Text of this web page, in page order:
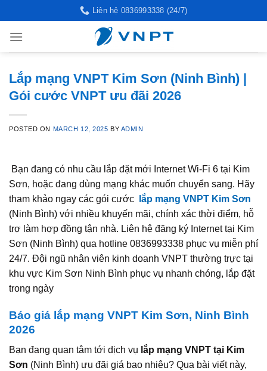
to
content
Liên hệ 0836993338 (24/7)
Lắp mạng VNPT Kim Sơn (Ninh Bình) |
Gói cước VNPT ưu đãi 2026
POSTED ON MARCH 12, 2025 BY ADMIN
Bạn đang có nhu cầu lắp đặt mới Internet Wi-Fi 6 tại Kim
Sơn, hoặc đang dùng mạng khác muốn chuyển sang. Hãy
tham khảo ngay các gói cước
lắp mạng VNPT Kim Sơn
(Ninh Bình) với nhiều khuyến mãi, chính xác thời điểm, hỗ
trợ làm hợp đồng tận nhà. Liên hệ đăng ký Internet tại Kim
Sơn (Ninh Bình) qua hotline 0836993338 phục vụ miễn phí
24/7. Đội ngũ nhân viên kinh doanh VNPT thường trực tại
khu vực Kim Sơn Ninh Bình phục vụ nhanh chóng, lắp đặt
trong ngày
Báo giá lắp mạng VNPT Kim Sơn, Ninh Bình
2026
Bạn đang quan tâm tới dịch vụ lắp mạng VNPT tại Kim
Sơn (Ninh Bình) ưu đãi giá bao nhiêu? Qua bài viết này,